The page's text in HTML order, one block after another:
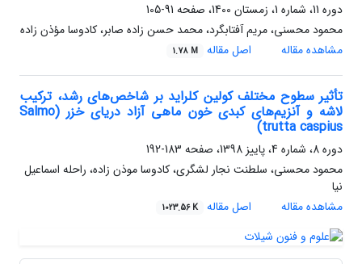
دوره 11، شماره 1، زمستان 1400، صفحه
91-105
محمود محسنی، مریم آفتابگرد، محمد حسن زاده صابر، کادوسا مؤذن زاده
مشاهده مقاله
اصل مقاله 1.78 M
تأثیر سطوح مختلف کولین کلراید بر شاخص‌های رشد، ترکیب
لاشه و آنزیم‌های کبدی خون ماهی آزاد دریای خزر (Salmo
trutta caspius)
دوره 8، شماره 4، پاییز 1398، صفحه
183-192
محمود محسنی، سلطنت نجار لشگری، کادوسا موذن زاده، راحله اسماعیل
نیا
مشاهده مقاله
اصل مقاله 1023.56 K